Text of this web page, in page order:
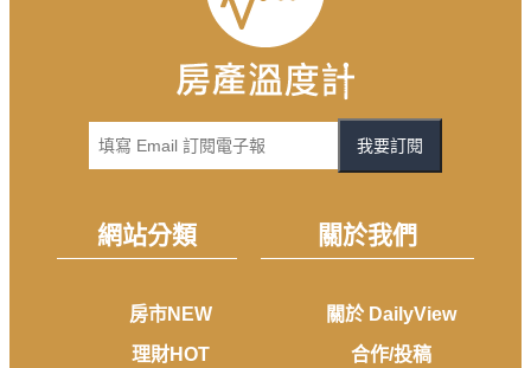
我要訂閱
網站分類
房市NEW
理財HOT
關於我們
關於 DailyView
合作/投稿